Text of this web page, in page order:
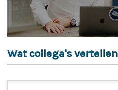
Wat collega's vertellen